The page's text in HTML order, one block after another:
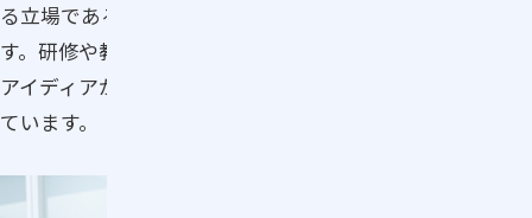
る立場である自分自身が楽しむことも大切だと考えていま
す。研修や教材を形にしていくプロセスには様々な発見や
アイディアがあり、充実感とおもしろさ、やりがいを感じ
ています。